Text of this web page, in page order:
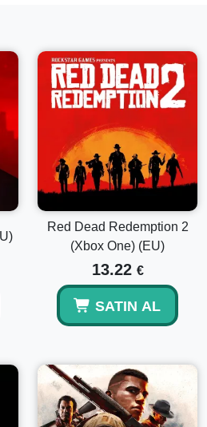
Red Dead Redemption 2
(Xbox One) (EU)
13.22 €
SATIN AL